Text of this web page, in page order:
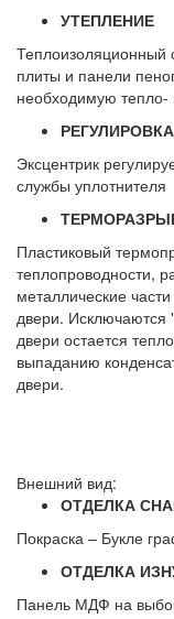
УТЕПЛЕНИЕ
Теплоизоляционный
плиты и панели
необходимую
Эксцентрик
службы уплотнителя
Пластиковый
теплопроводности,
металлические
двери. Исключаются
двери остается
выпаданию
двери.
Внешний вид:
ОТДЕЛКА
Покраска – Букле
ОТДЕЛКА
Панель МДФ на